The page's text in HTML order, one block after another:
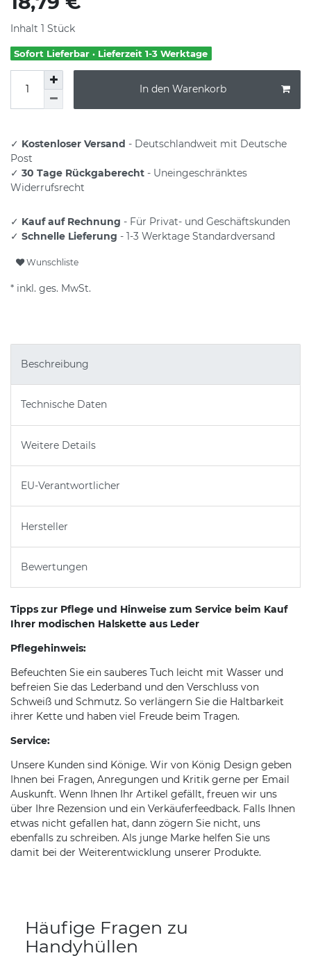
Inhalt 1 Stück
Sofort Lieferbar · Lieferzeit 1-3 Werktage
In den Warenkorb
✓ Kostenloser Versand - Deutschlandweit mit Deutsche
Post
✓ 30 Tage Rückgaberecht - Uneingeschränktes
Widerrufsrecht
✓ Kauf auf Rechnung - Für Privat- und Geschäftskunden
✓ Schnelle Lieferung - 1-3 Werktage Standardversand
Wunschliste
* inkl. ges. MwSt.
Beschreibung
Technische Daten
Weitere Details
EU-Verantwortlicher
Hersteller
Bewertungen
Tipps zur Pflege und Hinweise zum Service beim Kauf
Ihrer modischen Halskette aus Leder
Pflegehinweis:
Befeuchten Sie ein sauberes Tuch leicht mit Wasser und
befreien Sie das Lederband und den Verschluss von
Schweiß und Schmutz. So verlängern Sie die Haltbarkeit
ihrer Kette und haben viel Freude beim Tragen.
Service:
Unsere Kunden sind Könige. Wir von König Design geben
Ihnen bei Fragen, Anregungen und Kritik gerne per Email
Auskunft. Wenn Ihnen Ihr Artikel gefällt, freuen wir uns
über Ihre Rezension und ein Verkäuferfeedback. Falls Ihnen
etwas nicht gefallen hat, dann zögern Sie nicht, uns
ebenfalls zu schreiben. Als junge Marke helfen Sie uns
damit bei der Weiterentwicklung unserer Produkte.
Häufige Fragen zu
Handyhüllen